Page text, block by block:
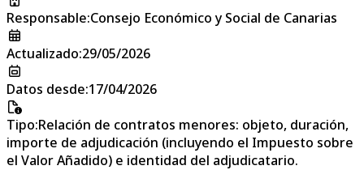
Responsable:Consejo Económico y Social de Canarias
Actualizado:29/05/2026
Datos desde:17/04/2026
Tipo:Relación de contratos menores: objeto, duración,
importe de adjudicación (incluyendo el Impuesto sobre
el Valor Añadido) e identidad del adjudicatario.